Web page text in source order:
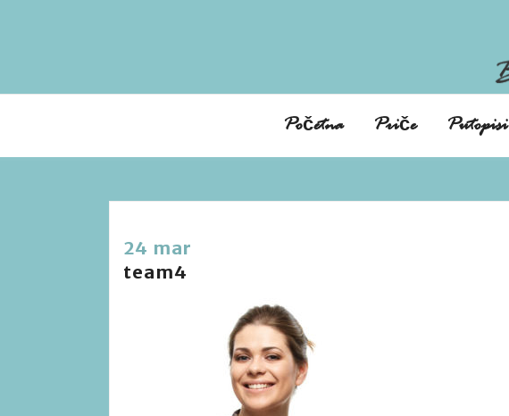
Početna Priče Putopisi
24 mar
team4